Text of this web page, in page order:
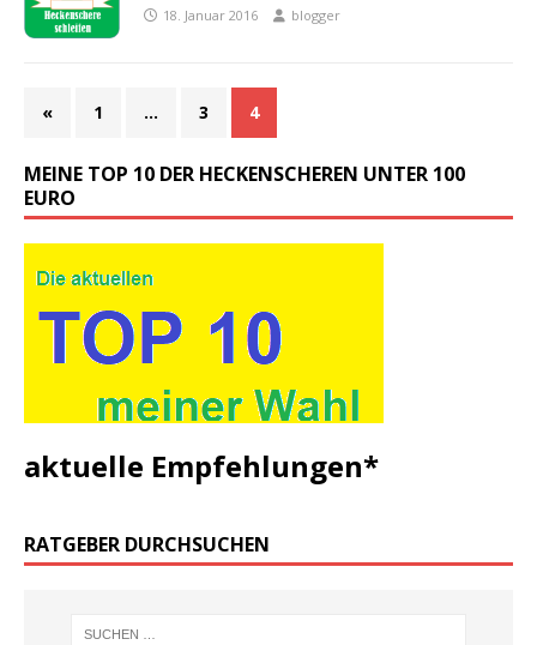
18. Januar 2016 blogger
« 1 … 3 4
MEINE TOP 10 DER HECKENSCHEREN UNTER 100
EURO
aktuelle Empfehlungen*
RATGEBER DURCHSUCHEN